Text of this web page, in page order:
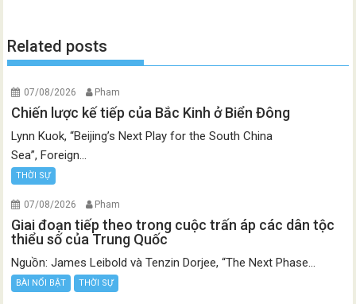
Related posts
07/08/2026 Pham
Chiến lược kế tiếp của Bắc Kinh ở Biển Đông
Lynn Kuok, “Beijing’s Next Play for the South China
Sea”, Foreign...
THỜI SỰ
07/08/2026 Pham
Giai đoạn tiếp theo trong cuộc trấn áp các dân tộc
thiểu số của Trung Quốc
Nguồn: James Leibold và Tenzin Dorjee, “The Next Phase...
BÀI NỔI BẬT THỜI SỰ